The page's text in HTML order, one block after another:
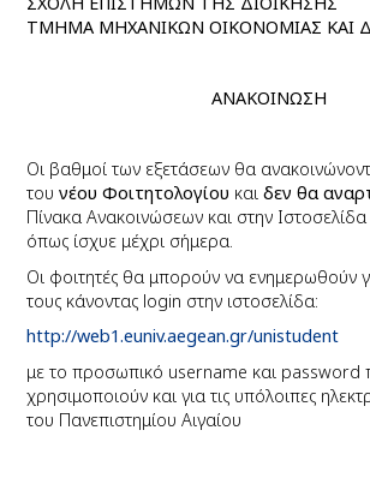
ΤΜΗΜΑ ΜΗΧΑΝΙΚΩΝ ΟΙΚΟΝΟΜΙΑΣ ΚΑΙ
ΑΝΑΚΟΙΝΩΣΗ
Οι βαθμοί των εξετάσεων θα
τουνέου Φοιτητολογίου καιδεν θα
Πίνακα Ανακοινώσεων και στην
όπως ίσχυε μέχρι σήμερα.
Οι φοιτητές θα μπορούν να ενημερωθούν
τους κάνοντας login στην ιστοσελίδα:
http://web1.euniv.aegean.gr/unistudent
με το προσωπικό username και password
χρησιμοποιούν και για τις υπόλοιπες
του Πανεπιστημίου Αιγαίου